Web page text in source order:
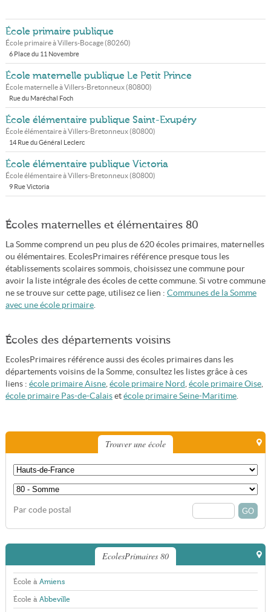
École primaire publique
École primaire àVillers-Bocage(80260)
6 Place du 11 Novembre
École maternelle publique Le Petit Prince
École maternelle àVillers-Bretonneux(80800)
Rue du Maréchal Foch
École élémentaire publique Saint-Exupéry
École élémentaire àVillers-Bretonneux(80800)
14 Rue du Général Leclerc
École élémentaire publique Victoria
École élémentaire àVillers-Bretonneux(80800)
9 Rue Victoria
Écoles maternelles et élémentaires 80
La Somme comprend un peu plus de 620 écoles primaires, maternelles
ou élémentaires. EcolesPrimaires référence presque tous les
établissements scolaires sommois, choisissez une commune pour
avoir la liste intégrale des écoles de cette commune. Si votre commune
ne se trouve sur cette page, utilisez ce lien : Communes de la Somme
avec une école primaire.
Écoles des départements voisins
EcolesPrimaires référence aussi des écoles primaires dans les
départements voisins de la Somme, consultez les listes grâce à ces
liens : école primaire Aisne, école primaire Nord, école primaire Oise,
école primaire Pas-de-Calaiset école primaire Seine-Maritime.
Trouver une école
Par code postal
EcolesPrimaires 80
École à Amiens
École à Abbeville